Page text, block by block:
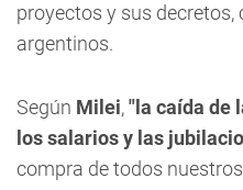
proyectos y sus
argentinos.
Según Milei,"la caída de
los salarios y las
compra de todos